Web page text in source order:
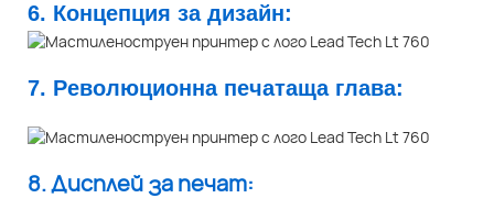
6. Концепция за дизайн:
7. Революционна печатаща глава:
8. Дисплей за печат: